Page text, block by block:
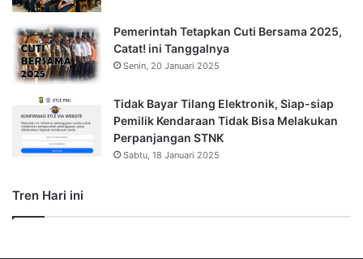
Pemerintah Tetapkan Cuti Bersama 2025,
Catat! ini Tanggalnya
Senin, 20 Januari 2025
Tidak Bayar Tilang Elektronik, Siap-siap
Pemilik Kendaraan Tidak Bisa Melakukan
Perpanjangan STNK
Sabtu, 18 Januari 2025
Tren Hari ini